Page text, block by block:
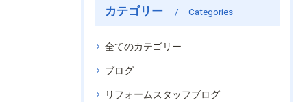
カテゴリー Categories
全てのカテゴリー
ブログ
リフォームスタッフブログ